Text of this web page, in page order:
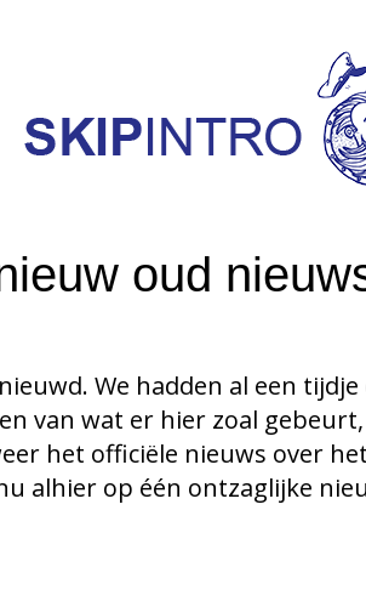
oud
We hadden al een
van wat er hier zoal
het officiële nieuws over
alhier op één ontzaglijke